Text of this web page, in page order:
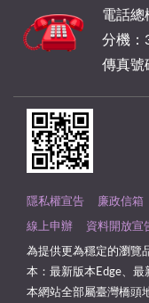
電話總
分機：
傳真號
隱私權宣告 廉政信箱
線上申辦 資料開放宣
為提供更為穩定的瀏覽
本：最新版本Edge、
本網站全部屬臺灣橋頭